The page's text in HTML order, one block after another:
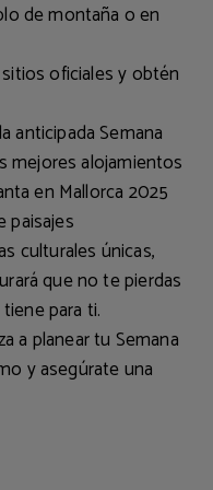
de montaña o en
oficiales y obtén
anticipada Semana
mejores alojamientos
en Mallorca 2025
paisajes
culturales únicas,
que no te pierdas
para ti.
a planear tu Semana
y asegúrate una